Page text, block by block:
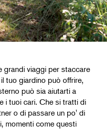
grandi viaggi per staccare
tuo giardino può offrire,
può sia aiutarti a
i tuoi cari. Che si tratti di
o di passare un po' di
momenti come questi